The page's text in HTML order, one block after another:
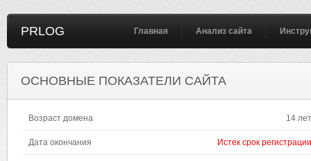
PRLOG Главная Анализ сайта
ОСНОВНЫЕ ПОКАЗАТЕЛИ САЙТА
Возраст домена 14 лет
Дата окончания Истек срок регистрации